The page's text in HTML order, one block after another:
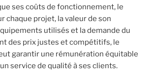
ses coûts de fonctionnement, le
chaque projet, la valeur de son
utilisés et la demande du
des prix justes et compétitifs, le
garantir une rémunération équitable
service de qualité à ses clients.